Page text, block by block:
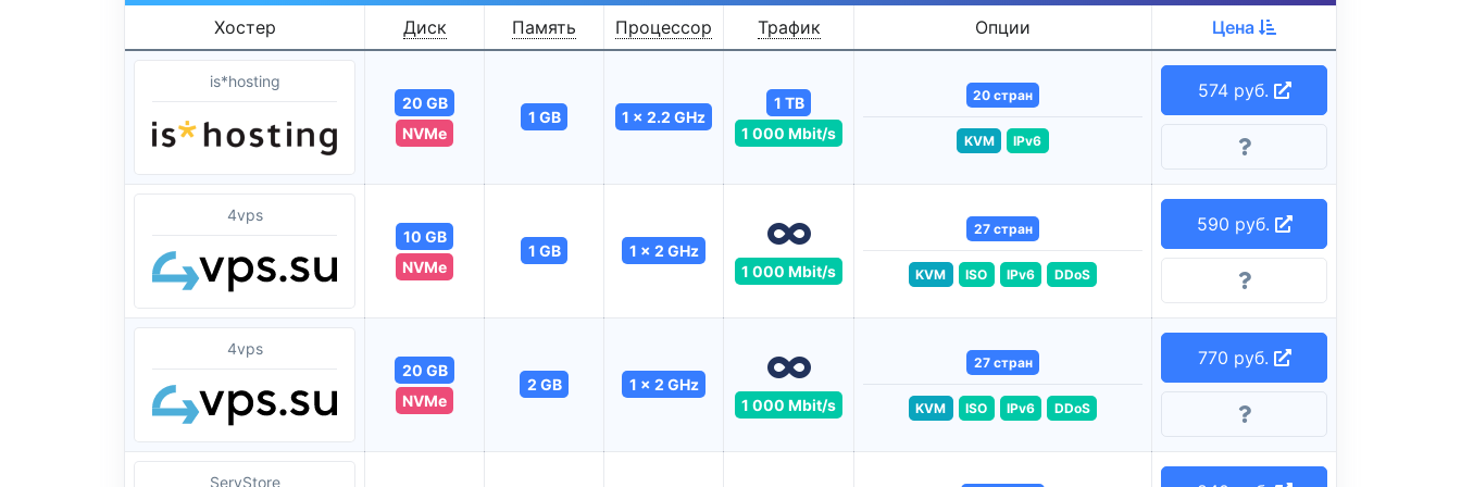
Хостер Диск Память Процессор Трафик Опции Цена
is*hosting
20 GB
NVMe
1 GB 1 x 2.2 GHz
1 TB
1 000 Mbit/s
20 стран
KVM IPv6
574 руб.
4vps
10 GB
NVMe
1 GB
1 x 2 GHz
1 000 Mbit/s
27 стран
KVM ISO IPv6 DDoS
590 руб.
4vps
20 GB
NVMe
2 GB
1 x 2 GHz
1 000 Mbit/s
27 стран
KVM ISO IPv6 DDoS
770 руб.
ServStore